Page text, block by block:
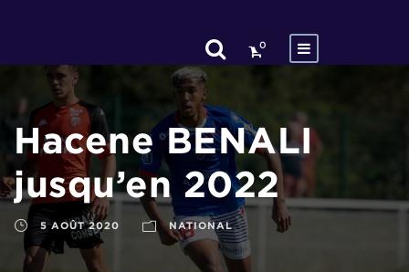
0
Hacene BENALI
jusqu’en 2022
5 AOÛT 2020 NATIONAL